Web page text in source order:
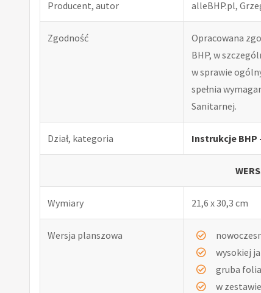
Producent, autor alleBHP.pl,
Zgodność
Opracowana
BHP, w
w sprawie
spełnia
Sanitarnej.
Dział, kategoria Instrukcje BHP
Wymiary 21,6 x 30,3 cm
Wersja planszowa
wysokiej
gruba
w